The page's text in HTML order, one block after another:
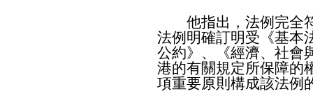
他指出，法例完全符
法例明確訂明受《基本
公約》、《經濟、社會
港的有關規定所保障的
項重要原則構成該法例